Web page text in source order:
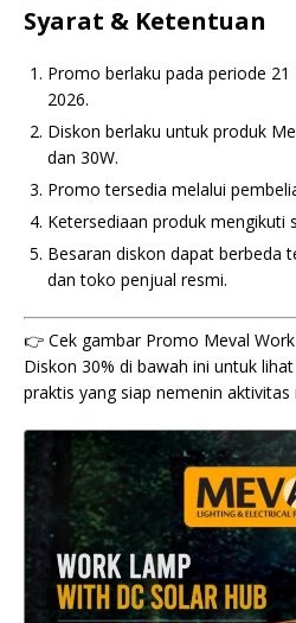
Syarat & Ketentuan
Promo berlaku pada periode
2026.
Diskon berlaku untuk produk
dan 30W.
Promo tersedia melalui
Ketersediaan produk mengikuti
Besaran diskon dapat berbeda
dan toko penjual resmi.
👉 Cek gambar Promo Meval
Diskon 30% di bawah ini untuk
praktis yang siap nemenin aktivitas